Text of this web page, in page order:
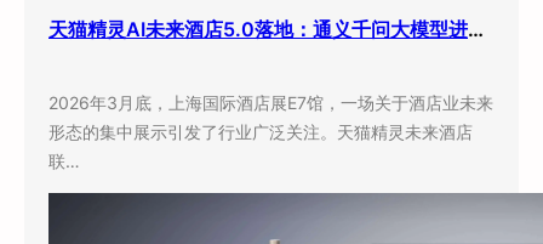
天猫精灵AI未来酒店5.0落地：通义千问大模型进驻客房，酒店业迎来”数字员工”时代
2026年3月底，上海国际酒店展E7馆，一场关于酒店业未来
形态的集中展示引发了行业广泛关注。天猫精灵未来酒店
联…